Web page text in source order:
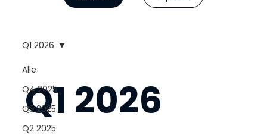
Alle
Q4 2025
Q3 2025
Q2 2025
Q1 2026
Q1 2026